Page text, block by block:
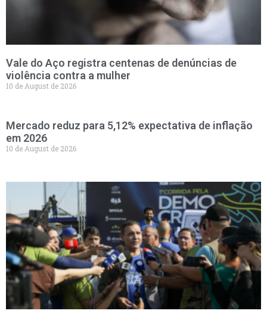
Vale do Aço registra centenas de denúncias de
violência contra a mulher
10 de August de 2026
Mercado reduz para 5,12% expectativa de inflação
em 2026
10 de August de 2026